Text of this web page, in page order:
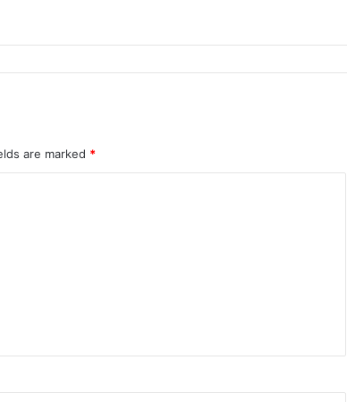
are marked *